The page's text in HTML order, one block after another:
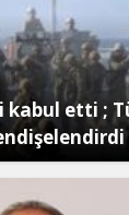
kabul etti ;